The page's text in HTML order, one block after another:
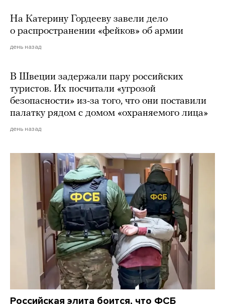
На Катерину Гордееву завели дело
о распространении «фейков» об армии
день назад
В Швеции задержали пару российских
туристов. Их посчитали «угрозой
безопасности» из-за того, что они поставили
палатку рядом с домом «охраняемого лица»
день назад
Российская элита боится, что ФСБ